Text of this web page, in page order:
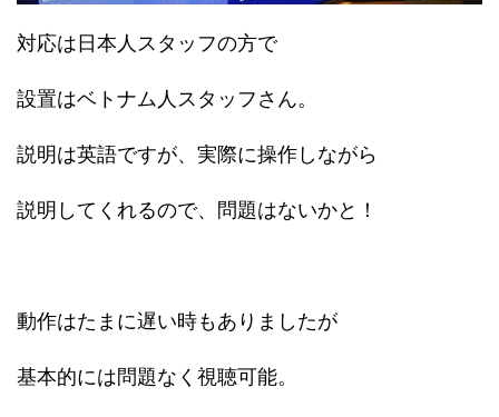
対応は日本人スタッフの方で
設置はベトナム人スタッフさん。
説明は英語ですが、実際に操作しながら
説明してくれるので、問題はないかと！
動作はたまに遅い時もありましたが
基本的には問題なく視聴可能。